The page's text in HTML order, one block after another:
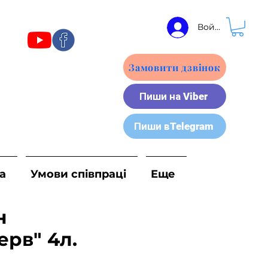
Пиши вTelegram
Пиши на Viber
Замовити дзвінок
Умови співпраці Еще
Войти
4л.